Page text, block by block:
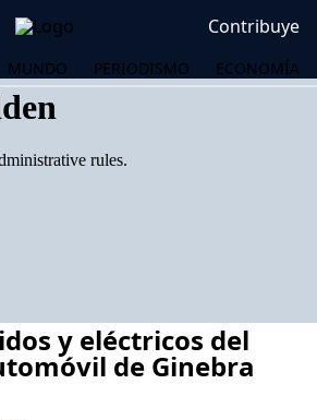
Contribuye
MUNDO PERIODISMO ECONOMÍA
y eléctricos del
de Ginebra